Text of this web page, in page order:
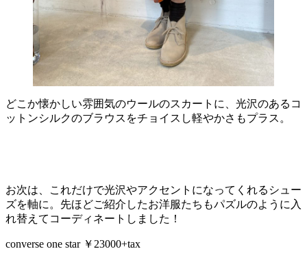
どこか懐かしい雰囲気のウールのスカートに、光沢のあるコ
ットンシルクのブラウスをチョイスし軽やかさもプラス。
お次は、これだけで光沢やアクセントになってくれるシュー
ズを軸に。先ほどご紹介したお洋服たちもパズルのように入
れ替えてコーディネートしました！
converse one star ￥23000+tax